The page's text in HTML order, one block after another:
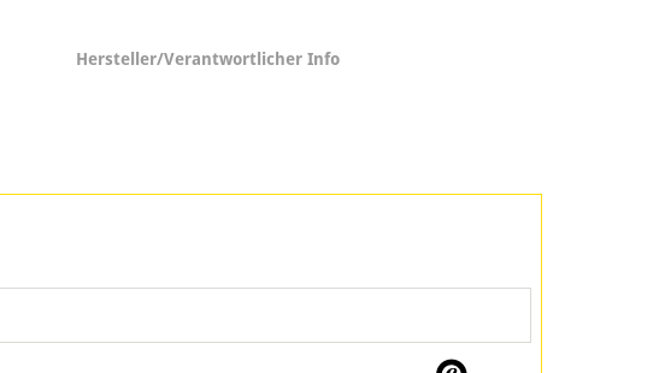
Hersteller/Verantwortlicher Info